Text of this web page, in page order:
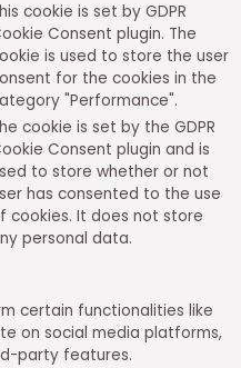
cookie is set by GDPR
Consent plugin. The
is used to store the user
for the cookies in the
"Performance".
cookie is set by the GDPR
Consent plugin and is
to store whether or not
has consented to the use
cookies. It does not store
personal data.
certain functionalities like
on social media platforms,
party features.